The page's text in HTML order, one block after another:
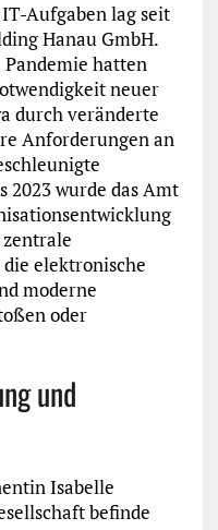
Aufgaben lag seit
Hanau GmbH.
hatten
neuer
durch veränderte
Anforderungen an
2023 wurde das Amt
elektronische
moderne
oder
und
Isabelle
befinde